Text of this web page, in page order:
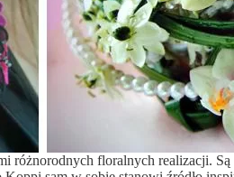
różnorodnych floralnych realizacji.